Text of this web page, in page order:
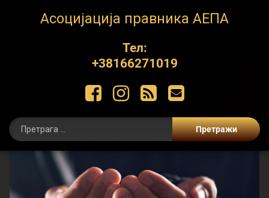
АЕПА
Асоцијација правника АЕПА
Тел:
+38166271019
ФацебоокИнстаграм
РСС Е-маил